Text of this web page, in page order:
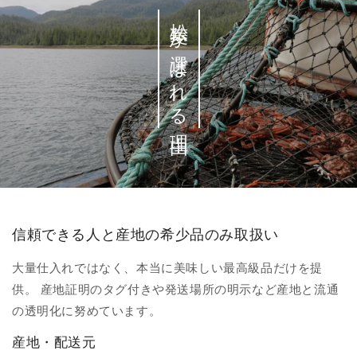
松菱が選ばれる理由
信頼できる人と産地の希少品のみ取扱い
大量仕入れではなく、本当に美味しい最高級品だけを提
供。 産地証明のタグ付きや発送場所の明示など産地と流通
の透明化に努めています。
産地・配送元